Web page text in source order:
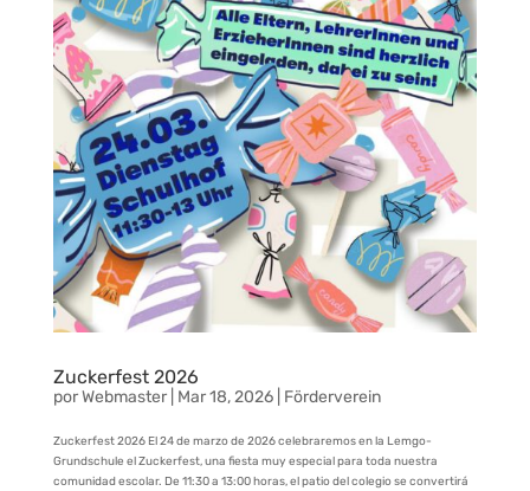
Zuckerfest 2026
porWebmaster| Mar 18, 2026| Förderverein
Zuckerfest 2026 El 24 de marzo de 2026 celebraremos en la Lemgo-
Grundschule el Zuckerfest, una fiesta muy especial para toda nuestra
comunidad escolar. De 11:30 a 13:00 horas, el patio del colegio se convertirá